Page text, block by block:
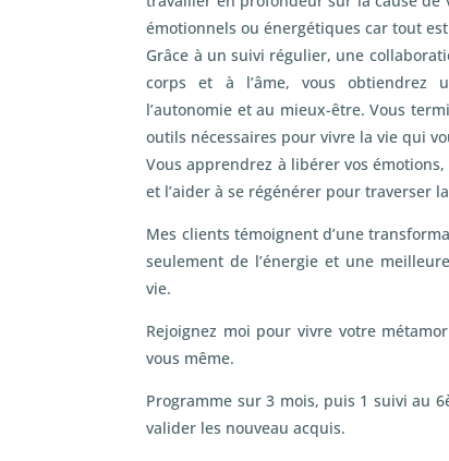
émotionnels ou énergétiques car tout
Grâce à un suivi régulier, une
corps et à l’âme, vous obtiendrez
l’autonomie et au mieux-être. Vous
outils nécessaires pour vivre la vie qui
Vous apprendrez à libérer vos
et l’aider à se régénérer pour traverser
Mes clients témoignent d’une
seulement de l’énergie et une
vie.
Rejoignez moi pour vivre votre
vous même.
Programme sur 3 mois, puis 1 suivi au
valider les nouveau acquis.